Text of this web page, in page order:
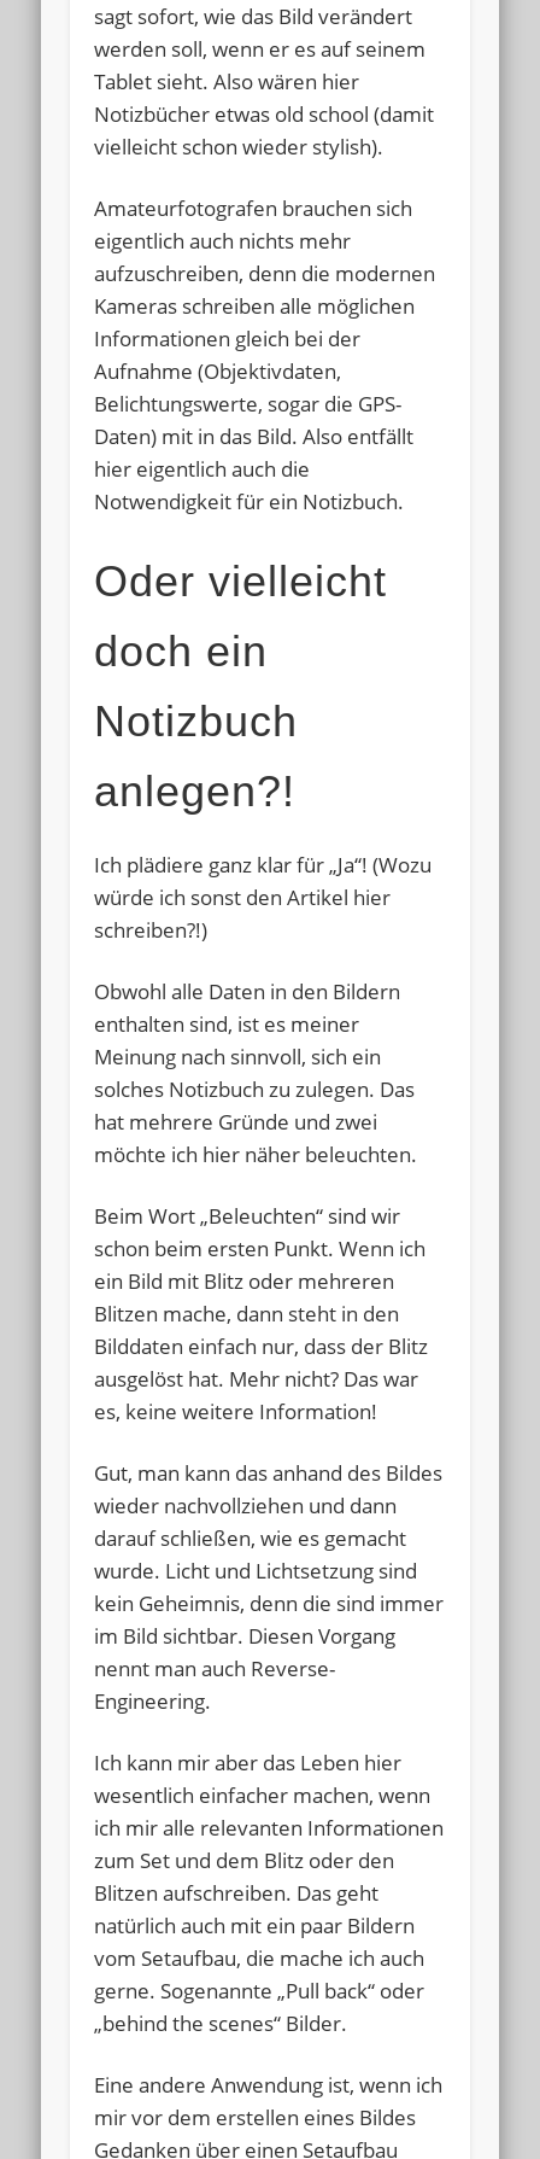
sagt sofort, wie das Bild verändert
werden soll, wenn er es auf seinem
Tablet sieht. Also wären hier
Notizbücher etwas old school (damit
vielleicht schon wieder stylish).
Amateurfotografen brauchen sich
eigentlich auch nichts mehr
aufzuschreiben, denn die modernen
Kameras schreiben alle möglichen
Informationen gleich bei der
Aufnahme (Objektivdaten,
Belichtungswerte, sogar die GPS-
Daten) mit in das Bild. Also entfällt
hier eigentlich auch die
Notwendigkeit für ein Notizbuch.
Oder vielleicht
doch ein
Notizbuch
anlegen?!
Ich plädiere ganz klar für „Ja“! (Wozu
würde ich sonst den Artikel hier
schreiben?!)
Obwohl alle Daten in den Bildern
enthalten sind, ist es meiner
Meinung nach sinnvoll, sich ein
solches Notizbuch zu zulegen. Das
hat mehrere Gründe und zwei
möchte ich hier näher beleuchten.
Beim Wort „Beleuchten“ sind wir
schon beim ersten Punkt. Wenn ich
ein Bild mit Blitz oder mehreren
Blitzen mache, dann steht in den
Bilddaten einfach nur, dass der Blitz
ausgelöst hat. Mehr nicht? Das war
es, keine weitere Information!
Gut, man kann das anhand des Bildes
wieder nachvollziehen und dann
darauf schließen, wie es gemacht
wurde. Licht und Lichtsetzung sind
kein Geheimnis, denn die sind immer
im Bild sichtbar. Diesen Vorgang
nennt man auch Reverse-
Engineering.
Ich kann mir aber das Leben hier
wesentlich einfacher machen, wenn
ich mir alle relevanten Informationen
zum Set und dem Blitz oder den
Blitzen aufschreiben. Das geht
natürlich auch mit ein paar Bildern
vom Setaufbau, die mache ich auch
gerne. Sogenannte „Pull back“ oder
„behind the scenes“ Bilder.
Eine andere Anwendung ist, wenn ich
mir vor dem erstellen eines Bildes
Gedanken über einen Setaufbau